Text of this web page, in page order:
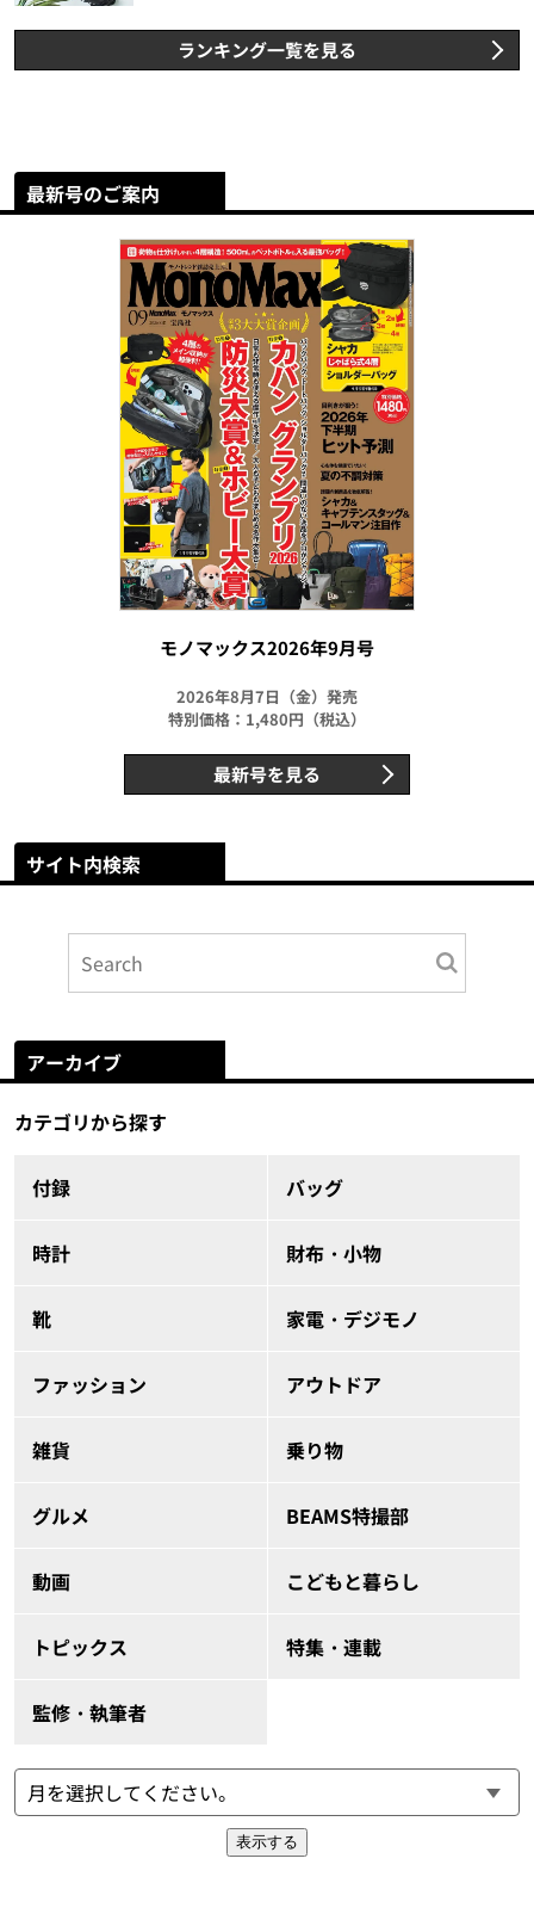
ランキング一覧を見る
最新号のご案内
モノマックス2026年9月号
2026年8月7日（金）発売
特別価格：1,480円（税込）
最新号を見る
サイト内検索
アーカイブ
カテゴリから探す
付録 バッグ
時計 財布・小物
靴 家電・デジモノ
ファッション アウトドア
雑貨 乗り物
グルメ BEAMS特撮部
動画 こどもと暮らし
トピックス 特集・連載
監修・執筆者
表示する